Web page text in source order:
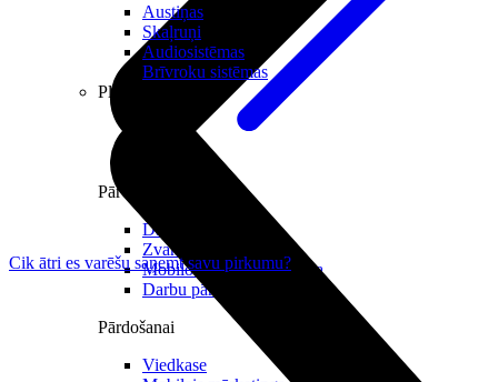
Pārvaldībai
Darbalaika uzskaite
Zvanu pārvaldnieks
Mobilo iekārtu pārvaldība
Darbu pārvaldnieks
Pārdošanai
Viedkase
Austiņas
Skaļruņi
Audiosistēmas
Brīvroku sistēmas
Planšetes
Cik ātri es varēšu saņemt savu pirkumu?